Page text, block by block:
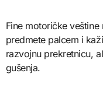
Fine motoričke veštine
predmete palcem i
razvojnu prekretnicu,
gušenja.